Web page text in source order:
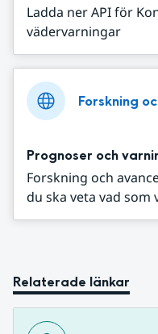
Ladda ner API för
vädervarningar
Forskning
Prognoser och
Forskning och
du ska veta vad som
Relaterade länkar